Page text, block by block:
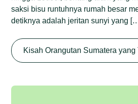
Sumatera di Rawa
Junaidi Hanafiah 27
Begini Modus
saksi bisu runtuhnya rumah besar
detiknya adalah jeritan sunyi yang